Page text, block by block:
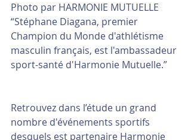
Photo par HARMONIE MUTUELLE
“Stéphane Diagana, premier
Champion du Monde d'athlétisme
masculin français, est l'ambassadeur
sport-santé d'Harmonie Mutuelle.”
Retrouvez dans l’étude un grand
nombre d'événements sportifs
desquels est partenaire Harmonie